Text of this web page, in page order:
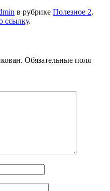
в рубрике Полезное 2.
ссылку.
Обязательные поля